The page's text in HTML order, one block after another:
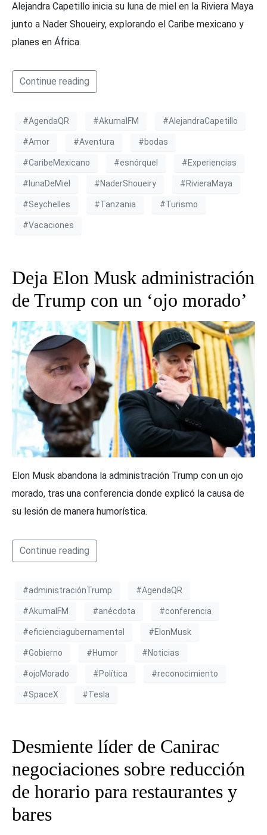
Alejandra Capetillo inicia su luna de miel en la Riviera Maya
junto a Nader Shoueiry, explorando el Caribe mexicano y
planes en África.
Continue reading
#AgendaQR #AkumalFM #AlejandraCapetillo
#Amor #Aventura #bodas
#CaribeMexicano #esnórquel #Experiencias
#lunaDeMiel #NaderShoueiry #RivieraMaya
#Seychelles #Tanzania #Turismo
#Vacaciones
Deja Elon Musk administración
de Trump con un ‘ojo morado’
Elon Musk abandona la administración Trump con un ojo
morado, tras una conferencia donde explicó la causa de
su lesión de manera humorística.
Continue reading
#administraciónTrump #AgendaQR
#AkumalFM #anécdota #conferencia
#eficienciagubernamental #ElonMusk
#Gobierno #Humor #Noticias
#ojoMorado #Política #reconocimiento
#SpaceX #Tesla
Desmiente líder de Canirac
negociaciones sobre reducción
de horario para restaurantes y
bares